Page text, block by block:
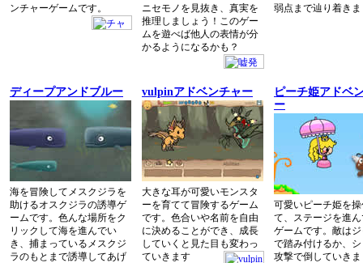
ンチャーゲームです。
ニセモノを見抜き、真実を
推理しましょう！このゲー
ムを遊べば他人の表情が分
かるようになるかも？
弱点まで辿り着き
ディープアンドブルー
海を冒険してメスクジラを
助けるオスクジラの誘導ゲ
ームです。色んな場所をク
リックして海を進んでい
き、捕まっているメスクジ
ラのもとまで誘導してあげ
vulpinアドベンチャー
大きな耳が可愛いモンスタ
ーを育てて冒険するゲーム
です。色合いや名前を自由
に決めることができ、成長
していくと見た目も変わっ
ていきます
ピーチ姫アドベ
ー
可愛いピーチ姫を
て、ステージを進
ゲームです。敵は
で踏み付けるか、
攻撃で倒していき